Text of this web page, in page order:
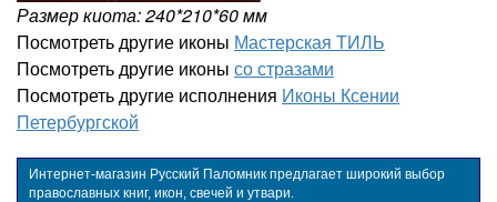
Размер киота: 240*210*60 мм
Посмотреть другие иконы Мастерская ТИЛЬ
Посмотреть другие иконы со стразами
Посмотреть другие исполнения Иконы Ксении
Петербургской
Интернет-магазин Русский Паломник предлагает широкий выбор
православных книг, икон, свечей и утвари.